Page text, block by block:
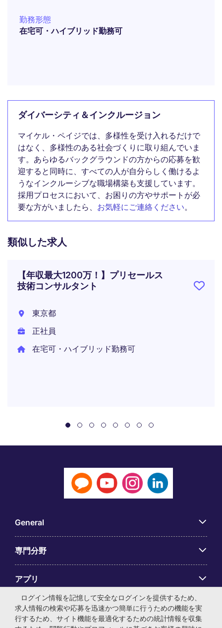
勤務形態
在宅可・ハイブリッド勤務可
ダイバーシティ＆インクルージョン
マイケル・ペイジでは、多様性を受け入れるだけで
はなく、多様性のある社会づくりに取り組んでいま
す。あらゆるバックグラウンドの方からの応募を歓
迎すると同時に、すべての人が自分らしく働けるよ
うなインクルーシブな職場構築も支援しています。
採用プロセスにおいて、お困りの方やサポートが必
要な方がいましたら、 お気軽にご連絡ください。
類似した求人
【年収最大1200万！】プリセールス
技術コンサルタント
東京都
正社員
在宅可・ハイブリッド勤務可
General
専門分野
アプリ
Employer Centre
ログイン情報を記憶して安全なログインを提供するため、
求人情報の検索や応募を迅速かつ簡単に行うための機能を実
行するため、サイト機能を最適化するための統計情報を収集